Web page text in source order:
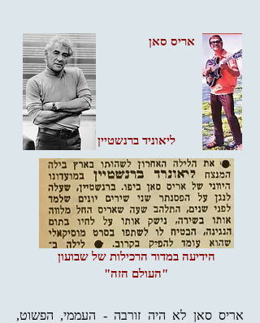
ליאוניד ברנשטיין
אריס סאן
הידיעה במדור הרכילות של שבועון
"העולם הזה"
אריס סאן לא היה זורבה - העממי, הפשוט,